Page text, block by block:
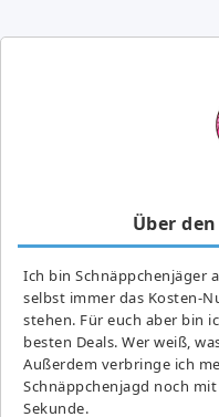
Über
Ich bin Schnäppchenjäger
selbst immer das Kosten-
stehen. Für euch aber bin
besten Deals. Wer weiß,
Außerdem verbringe ich
Schnäppchenjagd noch
Sekunde.